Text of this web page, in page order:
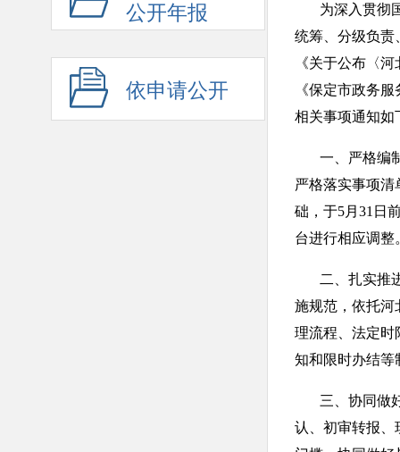
公开年报
依申请公开
为深入贯彻国
统筹、分级负责
《关于公布〈
《保定市政务
相关事项通知如
一、严格编制
严格落实事项
础，于5月31日
台进行相应调
二、扎实推进
施规范，依托河
理流程、法定时
知和限时办结等
三、协同做好
认、初审转报、